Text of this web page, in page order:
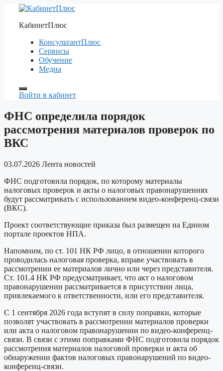
Перейти
содержимому
КабинетПлюс
КонсультантПлюс
Сервисы
Обучение
Медиа
Войти в кабинет
ФНС определила порядок
рассмотрения материалов проверок по
ВКС
03.07.2026 Лента новостей
ФНС подготовила порядок, по которому материалы
налоговых проверок и акты о налоговых правонарушениях
будут рассматривать с использованием видео-конференц-связи
(ВКС).
Проект соответствующие приказа был размещен на Едином
портале проектов НПА.
Напомним, по ст. 101 НК РФ лицо, в отношении которого
проводилась налоговая проверка, вправе участвовать в
рассмотрении ее материалов лично или через представителя.
Ст. 101.4 НК РФ предусматривает, что акт о налоговом
правонарушении рассматривается в присутствии лица,
привлекаемого к ответственности, или его представителя.
С 1 сентября 2026 года вступят в силу поправки, которые
позволят участвовать в рассмотрении материалов проверки
или акта о налоговом правонарушении по видео-конференц-
связи. В связи с этими поправками ФНС подготовила порядок
рассмотрения материалов налоговой проверки и акта об
обнаружении фактов налоговых правонарушений по видео-
конференц-связи.